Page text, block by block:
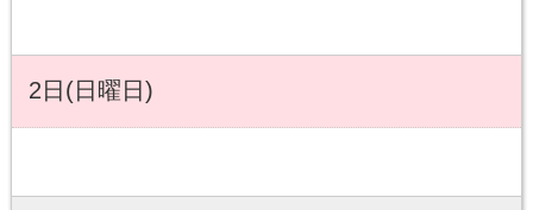
2日(日曜日)